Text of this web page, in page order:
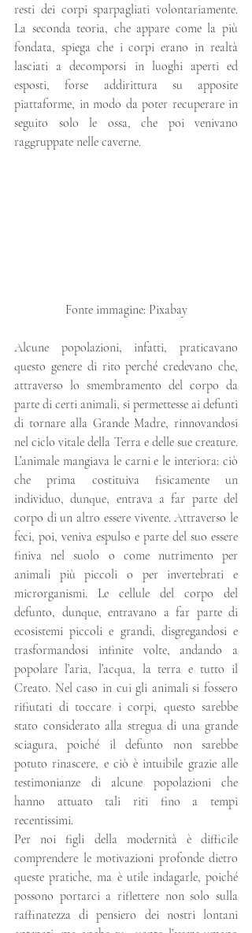
resti dei corpi sparpagliati volontariamente.
La seconda teoria, che appare come la più
fondata, spiega che i corpi erano in realtà
lasciati a decomporsi in luoghi aperti ed
esposti, forse addirittura su apposite
piattaforme, in modo da poter recuperare in
seguito solo le ossa, che poi venivano
raggruppate nelle caverne.
Fonte immagine: Pixabay
Alcune popolazioni, infatti, praticavano
questo genere di rito perché credevano che,
attraverso lo smembramento del corpo da
parte di certi animali, si permettesse ai defunti
di tornare alla Grande Madre, rinnovandosi
nel ciclo vitale della Terra e delle sue creature.
L’animale mangiava le carni e le interiora: ciò
che prima costituiva fisicamente un
individuo, dunque, entrava a far parte del
corpo di un altro essere vivente. Attraverso le
feci, poi, veniva espulso e parte del suo essere
finiva nel suolo o come nutrimento per
animali più piccoli o per invertebrati e
microrganismi. Le cellule del corpo del
defunto, dunque, entravano a far parte di
ecosistemi piccoli e grandi, disgregandosi e
trasformandosi infinite volte, andando a
popolare l’aria, l’acqua, la terra e tutto il
Creato. Nel caso in cui gli animali si fossero
rifiutati di toccare i corpi, questo sarebbe
stato considerato alla stregua di una grande
sciagura, poiché il defunto non sarebbe
potuto rinascere, e ciò è intuibile grazie alle
testimonianze di alcune popolazioni che
hanno attuato tali riti fino a tempi
recentissimi.
Per noi figli della modernità è difficile
comprendere le motivazioni profonde dietro
queste pratiche, ma è utile indagarle, poiché
possono portarci a riflettere non solo sulla
raffinatezza di pensiero dei nostri lontani